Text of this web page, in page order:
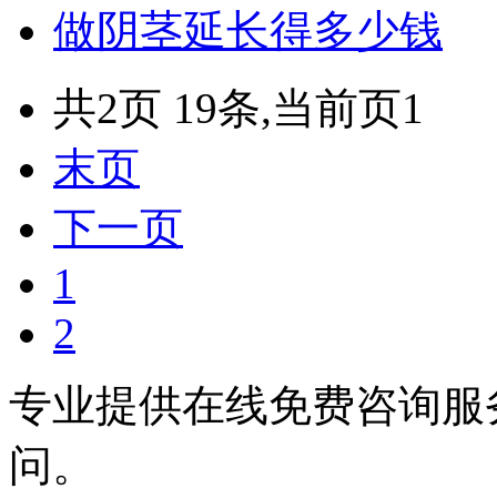
做阴茎延长得多少钱
共2页 19条,当前页1
末页
下一页
1
2
专业提供在线免费咨询
问。